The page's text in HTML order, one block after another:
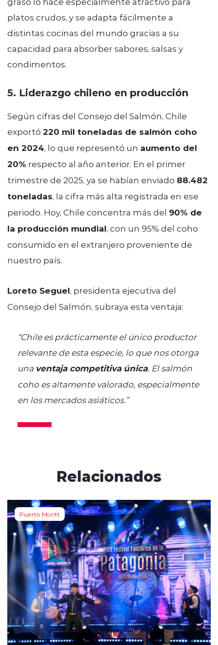
platos crudos, y se adapta fácilmente a
distintas cocinas del mundo gracias a su
capacidad para absorber sabores, salsas y
condimentos.
5. Liderazgo chileno en producción
Según cifras del Consejo del Salmón, Chile
exportó 220 mil toneladas de salmón coho
en 2024, lo que representó un aumento del
20% respecto al año anterior. En el primer
trimestre de 2025, ya se habían enviado 88.482
toneladas, la cifra más alta registrada en ese
periodo. Hoy, Chile concentra más del 90% de
la producción mundial, con un 95% del coho
consumido en el extranjero proveniente de
nuestro país.
Loreto Seguel, presidenta ejecutiva del
Consejo del Salmón, subraya esta ventaja:
“Chile es prácticamente el único productor
relevante de esta especie, lo que nos otorga
una ventaja competitiva única. El salmón
coho es altamente valorado, especialmente
en los mercados asiáticos.”
Relacionados
Puerto Montt